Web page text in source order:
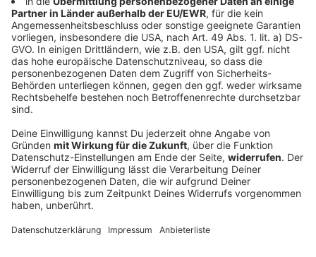
Autofahrer rast der Polizei davon - bis an
einen Baum
Mit deutlich überhöhter Geschwindigkeit und
riskanten Überholmanövern flüchtet ein 24-Jähriger
Baum. Die Ermittler bitten Zeugen um Hinweise.